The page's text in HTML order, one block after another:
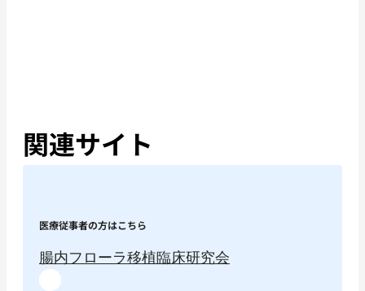
関連サイト
医療従事者の方はこちら
腸内フローラ移植臨床研究会